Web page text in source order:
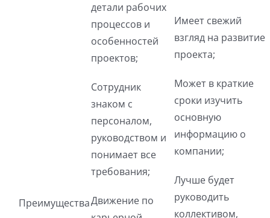
Преимущества
детали рабочих
процессов и
особенностей
проектов;
Сотрудник
знаком с
персоналом,
руководством и
понимает все
требования;
Движение по
Имеет свежий
взгляд на развитие
проекта;
Может в краткие
сроки изучить
основную
информацию о
компании;
Лучше будет
руководить
коллективом,